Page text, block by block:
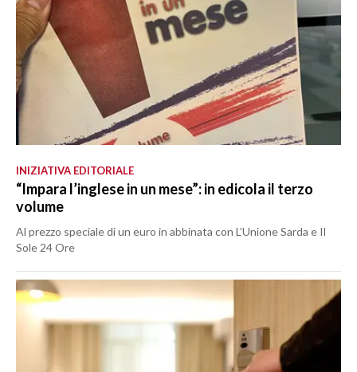
INIZIATIVA EDITORIALE
“Impara l’inglese in un mese”: in edicola il terzo
volume
Al prezzo speciale di un euro in abbinata con L’Unione Sarda e Il
Sole 24 Ore